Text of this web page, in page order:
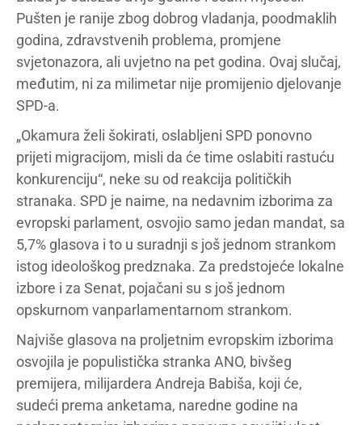
Pušten je ranije zbog dobrog vladanja, poodmaklih
godina, zdravstvenih problema, promjene
svjetonazora, ali uvjetno na pet godina. Ovaj slučaj,
međutim, ni za milimetar nije promijenio djelovanje
SPD-a.
„Okamura želi šokirati, oslabljeni SPD ponovno
prijeti migracijom, misli da će time oslabiti rastuću
konkurenciju“, neke su od reakcija političkih
stranaka. SPD je naime, na nedavnim izborima za
evropski parlament, osvojio samo jedan mandat, sa
5,7% glasova i to u suradnji s još jednom strankom
istog ideološkog predznaka. Za predstojeće lokalne
izbore i za Senat, pojačani su s još jednom
opskurnom vanparlamentarnom strankom.
Najviše glasova na proljetnim evropskim izborima
osvojila je populistička stranka ANO, bivšeg
premijera, milijardera Andreja Babiša, koji će,
sudeći prema anketama, naredne godine na